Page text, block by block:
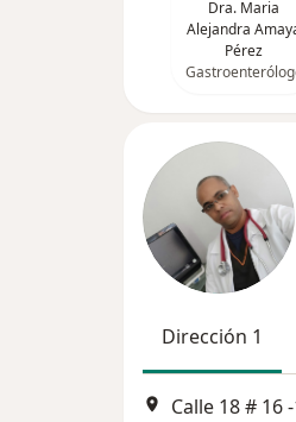
Dra. Maria
Alejandra
Pérez
Dirección 1
Calle 18 # 16